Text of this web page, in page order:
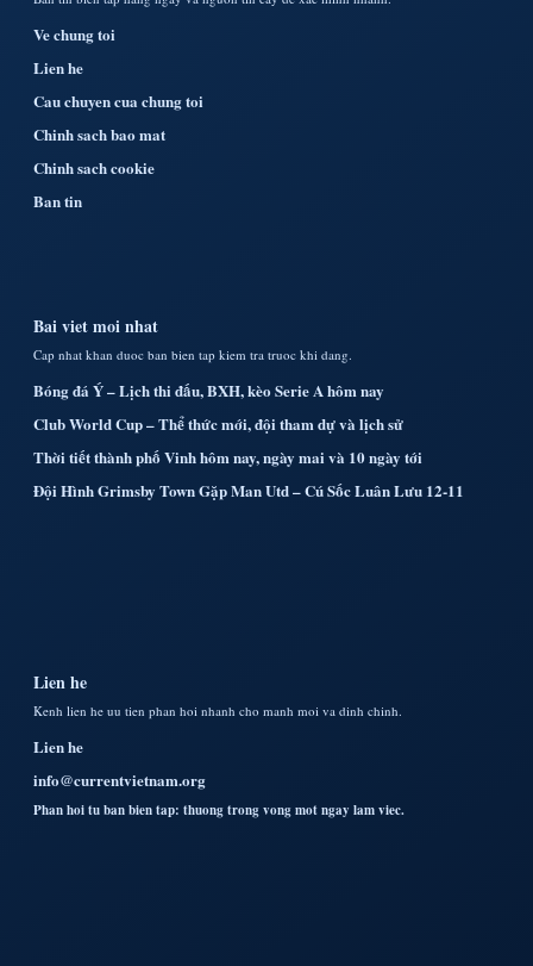
Ve chung toi
Lien he
Cau chuyen cua chung toi
Chinh sach bao mat
Chinh sach cookie
Ban tin
Bai viet moi nhat
Cap nhat khan duoc ban bien tap kiem tra truoc khi dang.
Bóng đá Ý – Lịch thi đấu, BXH, kèo Serie A hôm nay
Club World Cup – Thể thức mới, đội tham dự và lịch sử
Thời tiết thành phố Vinh hôm nay, ngày mai và 10 ngày tới
Đội Hình Grimsby Town Gặp Man Utd – Cú Sốc Luân Lưu 12-11
Lien he
Kenh lien he uu tien phan hoi nhanh cho manh moi va dinh chinh.
Lien he
info@currentvietnam.org
Phan hoi tu ban bien tap: thuong trong vong mot ngay lam viec.